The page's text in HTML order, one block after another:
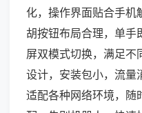
化，操作界面贴合手机
胡按钮布局合理，单手
屏双模式切换，满足不
设计，安装包小，流量
适配各种网络环境，随